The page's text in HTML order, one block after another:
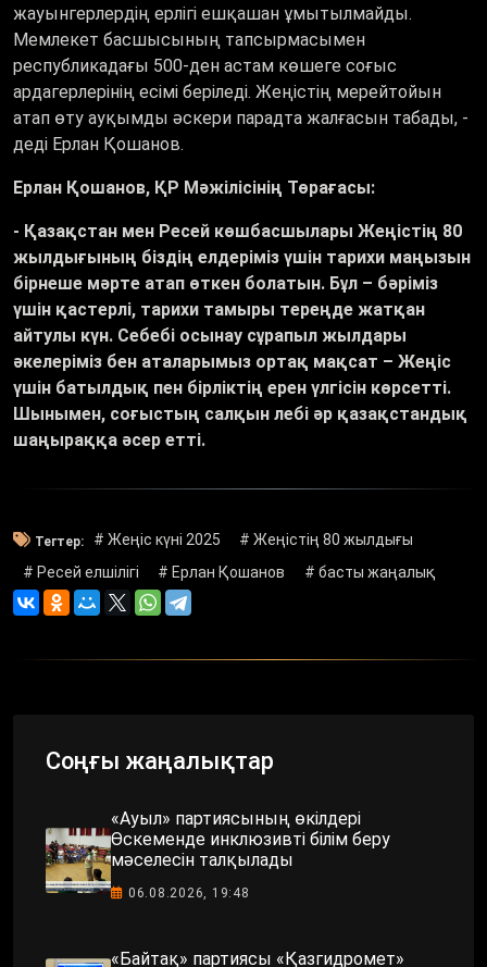
жауынгерлердің ерлігі ешқашан ұмытылмайды.
Мемлекет басшысының тапсырмасымен
республикадағы 500-ден астам көшеге соғыс
ардагерлерінің есімі беріледі. Жеңістің мерейтойын
атап өту ауқымды әскери парадта жалғасын табады, -
деді Ерлан Қошанов.
Ерлан Қошанов, ҚР Мәжілісінің Төрағасы:
- Қазақстан мен Ресей көшбасшылары Жеңістің 80
жылдығының біздің елдеріміз үшін тарихи маңызын
бірнеше мәрте атап өткен болатын. Бұл – бәріміз
үшін қастерлі, тарихи тамыры тереңде жатқан
айтулы күн. Себебі осынау сұрапыл жылдары
әкелеріміз бен аталарымыз ортақ мақсат – Жеңіс
үшін батылдық пен бірліктің ерен үлгісін көрсетті.
Шынымен, соғыстың салқын лебі әр қазақстандық
шаңыраққа әсер етті.
Тегтер: # Жеңіс күні 2025
# Жеңістің 80 жылдығы
# Ресей елшілігі
# Ерлан Қошанов # басты жаңалық
Соңғы жаңалықтар
«Ауыл» партиясының өкілдері
Өскеменде инклюзивті білім беру
мәселесін талқылады
06.08.2026, 19:48
«Байтақ» партиясы «Қазгидромет»